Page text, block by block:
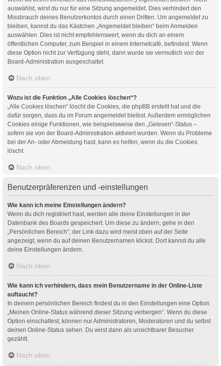
auswählst, wirst du nur für eine Sitzung angemeldet. Dies verhindert den
Missbrauch deines Benutzerkontos durch einen Dritten. Um angemeldet zu
bleiben, kannst du das Kästchen „Angemeldet bleiben“ beim Anmelden
auswählen. Dies ist nicht empfehlenswert, wenn du dich an einem
öffentlichen Computer, zum Beispiel in einem Internetcafé, befindest. Wenn
diese Option nicht zur Verfügung steht, dann wurde sie vermutlich von der
Board-Administration ausgeschaltet.
Nach oben
Wozu ist die Funktion „Alle Cookies löschen“?
„Alle Cookies löschen“ löscht die Cookies, die phpBB erstellt hat und die
dafür sorgen, dass du im Forum angemeldet bleibst. Außerdem ermöglichen
Cookies einige Funktionen, wie beispielsweise den „Gelesen“-Status –
sofern sie von der Board-Administration aktiviert wurden. Wenn du Probleme
bei der An- oder Abmeldung hast, kann es helfen, wenn du die Cookies
löscht.
Nach oben
Benutzerpräferenzen und -einstellungen
Wie kann ich meine Einstellungen ändern?
Wenn du dich registriert hast, werden alle deine Einstellungen in der
Datenbank des Boards gespeichert. Um diese zu ändern, gehe in den
„Persönlichen Bereich“; der Link dazu wird meist oben auf der Seite
angezeigt, wenn du auf deinen Benutzernamen klickst. Dort kannst du alle
deine Einstellungen ändern.
Nach oben
Wie kann ich verhindern, dass mein Benutzername in der Online-Liste
auftaucht?
In deinem persönlichen Bereich findest du in den Einstellungen eine Option
„Meinen Online-Status während dieser Sitzung verbergen“. Wenn du diese
Option einschaltest, können nur Administratoren, Moderatoren und du selbst
deinen Online-Status sehen. Du wirst dann als unsichtbarer Besucher
gezählt.
Nach oben